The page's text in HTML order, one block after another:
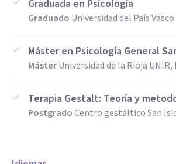
Graduada en Psicología
Graduado Universidad del País
Máster en Psicología General
MásterUniversidad de la Rioja UNIR,
Terapia Gestalt: Teoría y
PostgradoCentro gestáltico San